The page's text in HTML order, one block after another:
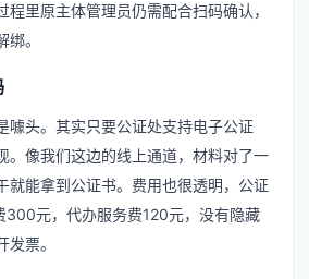
程里原主体管理员仍需配合扫码确认，
。
噱头。其实只要公证处支持电子公证
。像我们这边的线上通道，材料对了一
就能拿到公证书。费用也很透明，公证
300元，代办服务费120元，没有隐藏
票。